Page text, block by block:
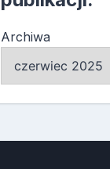
Archiwa